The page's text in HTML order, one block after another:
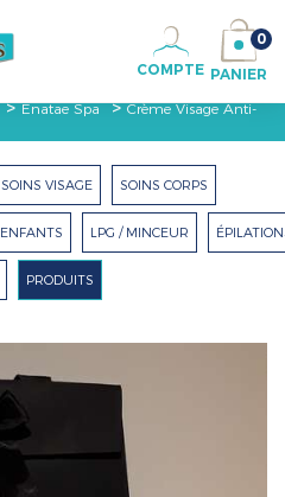
COMPTE
0
PANIER
> Enatae Spa > Crème Visage Anti-
SOINS VISAGE SOINS CORPS
LPG / MINCEUR
PRODUITS